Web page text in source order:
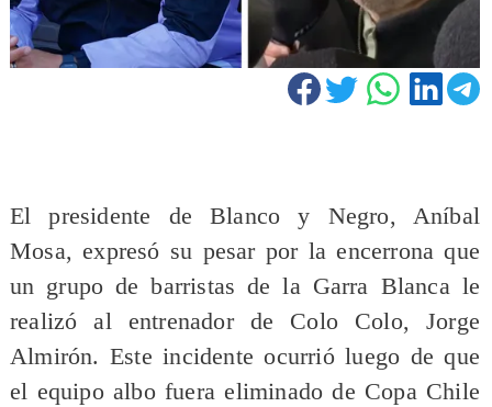
El presidente de Blanco y Negro, Aníbal
Mosa, expresó su pesar por la encerrona que
un grupo de barristas de la Garra Blanca le
realizó al entrenador de Colo Colo, Jorge
Almirón. Este incidente ocurrió luego de que
el equipo albo fuera eliminado de Copa Chile